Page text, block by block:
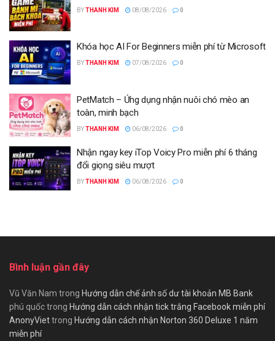
BYTHANH KIM 08/08/2026 0
Khóa học AI For Beginners miễn phí từ Microsoft
BYTHANH KIM 07/08/2026 0
PetMatch – Ứng dụng nhận nuôi chó mèo an
toàn, minh bạch
BYTHANH KIM 06/08/2026 0
Nhận ngay key iTop Voicy Pro miễn phí 6 tháng
đổi giọng siêu mượt
BYTHANH KIM 06/08/2026 0
Bình luận gần đây
Vũ Văn Nam trong Hướng dẫn chế ảnh số dư tài khoản MB Bank
phú quốctrong Hướng dẫn cách nhận tick trắng Facebook miễn phí
AnonyViettrong Hướng dẫn cách nhận Norton 360 Deluxe 1 năm
miễn phí